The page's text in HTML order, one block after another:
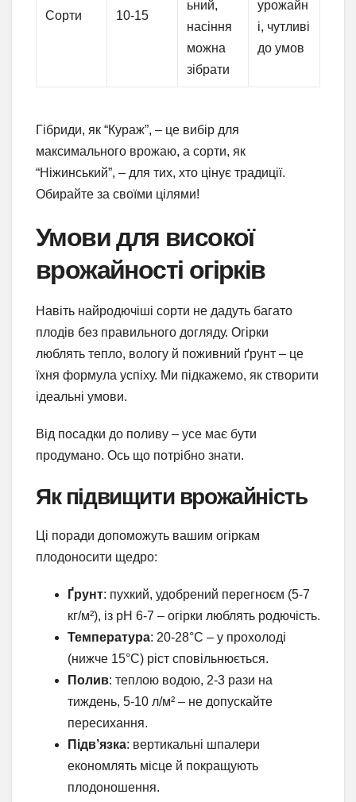
Сорти 10-15
ьний,
насіння
можна
зібрати
урожайн
і, чутливі
до умов
Гібриди, як “Кураж”, – це вибір для
максимального врожаю, а сорти, як
“Ніжинський”, – для тих, хто цінує традиції.
Обирайте за своїми цілями!
Умови для високої
врожайності огірків
Навіть найродючіші сорти не дадуть багато
плодів без правильного догляду. Огірки
люблять тепло, вологу й поживний ґрунт – це
їхня формула успіху. Ми підкажемо, як створити
ідеальні умови.
Від посадки до поливу – усе має бути
продумано. Ось що потрібно знати.
Як підвищити врожайність
Ці поради допоможуть вашим огіркам
плодоносити щедро:
Ґрунт: пухкий, удобрений перегноєм (5-7
кг/м²), із pH 6-7 – огірки люблять родючість.
Температура: 20-28°C – у прохолоді
(нижче 15°C) ріст сповільнюється.
Полив: теплою водою, 2-3 рази на
тиждень, 5-10 л/м² – не допускайте
пересихання.
Підв’язка: вертикальні шпалери
економлять місце й покращують
плодоношення.